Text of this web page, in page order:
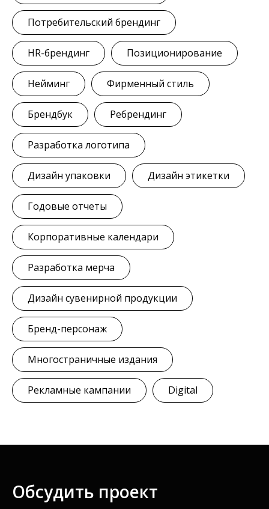
Потребительский брендинг
HR-брендинг Позиционирование
Нейминг Фирменный стиль
Брендбук Ребрендинг
Разработка логотипа
Дизайн упаковки Дизайн этикетки
Годовые отчеты
Корпоративные календари
Разработка мерча
Дизайн сувенирной продукции
Бренд-персонаж
Многостраничные издания
Рекламные кампании Digital
Обсудить проект